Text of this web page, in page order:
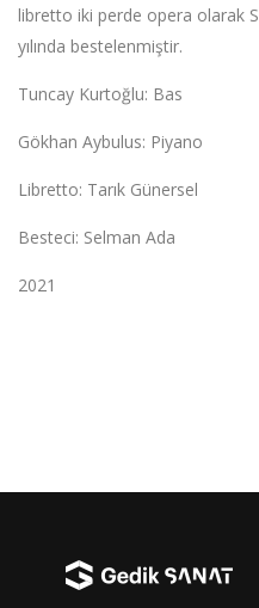
libretto iki perde opera olarak
yılında bestelenmiştir.
Tuncay Kurtoğlu: Bas
Gökhan Aybulus: Piyano
Libretto: Tarık Günersel
Besteci: Selman Ada
2021